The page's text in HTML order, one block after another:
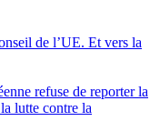
de l’UE. Et vers la
refuse de reporter la
lutte contre la